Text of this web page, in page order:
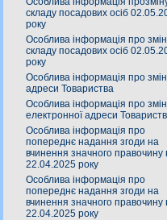
складу посадових осіб
року
Особлива інформація про
складу посадових осіб
року
Особлива інформація про
адреси Товариства
Особлива інформація про
електронної адреси
Особлива інформація про
попереднє надання згоди на
вчинення значного правочину
22.04.2025 року
Особлива інформація про
попереднє надання згоди на
вчинення значного правочину
22.04.2025 року